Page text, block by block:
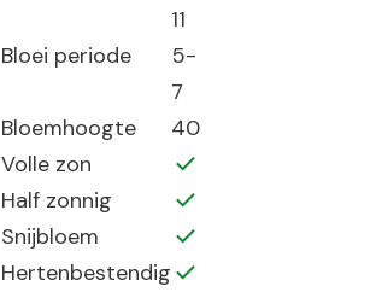
11
Bloei periode
5-
7
Bloemhoogte
40
Volle zon
Half zonnig
Snijbloem
Hertenbestendig